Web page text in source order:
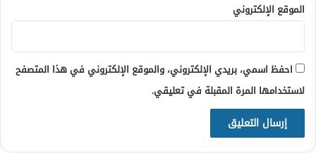
الموقع الإلكتروني
احفظ اسمي، بريدي الإلكتروني، والموقع الإلكتروني في هذا المتصفح
لاستخدامها المرة المقبلة في تعليقي.